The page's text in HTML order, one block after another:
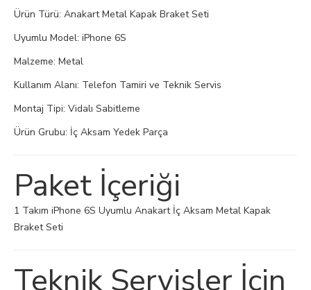
Ürün Türü: Anakart Metal Kapak Braket Seti
Uyumlu Model: iPhone 6S
Malzeme: Metal
Kullanım Alanı: Telefon Tamiri ve Teknik Servis
Montaj Tipi: Vidalı Sabitleme
Ürün Grubu: İç Aksam Yedek Parça
Paket İçeriği
1 Takım iPhone 6S Uyumlu Anakart İç Aksam Metal Kapak
Braket Seti
Teknik Servisler İçin